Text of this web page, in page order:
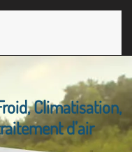
Climatisation,
d’air